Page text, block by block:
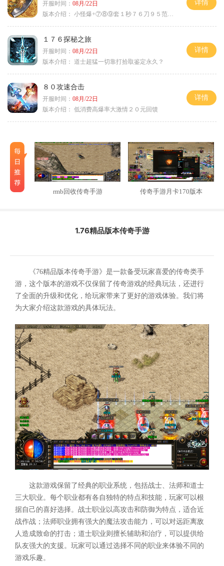
开服时间： 08月/22日
版本介绍： 小怪爆+⑦⑧⑨套１秒７６刀９５范围捡
详情
１７６探秘之旅
开服时间： 08月/22日
版本介绍： 道士超猛一切靠打拾取鉴定永久？
详情
８０攻速合击
开服时间： 08月/22日
版本介绍： 低消费高爆率大激情２０元回馈
详情
rmb回收传奇手游 传奇手游月卡170版本
1.76精品版本传奇手游
《76精品版本传奇手游》是一款备受玩家喜爱的传奇类手
游，这个版本的游戏不仅保留了传奇游戏的经典玩法，还进行
了全面的升级和优化，给玩家带来了更好的游戏体验。我们将
为大家介绍这款游戏的具体玩法。
这款游戏保留了经典的职业系统，包括战士、法师和道士
三大职业。每个职业都有各自独特的特点和技能，玩家可以根
据自己的喜好选择。战士职业以高攻击和防御为特点，适合近
战作战；法师职业拥有强大的魔法攻击能力，可以对远距离敌
人造成致命的打击；道士职业则擅长辅助和治疗，可以提供给
队友强大的支援。玩家可以通过选择不同的职业来体验不同的
游戏乐趣。